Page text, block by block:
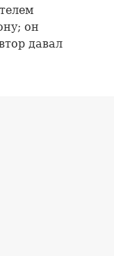
он
давал